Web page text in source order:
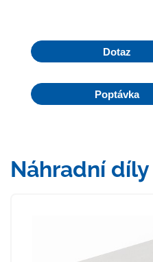
Dotaz
Poptávka
Náhradní díly